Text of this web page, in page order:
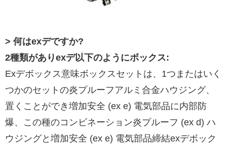
> 何はexデですか?
2種類がありexデ以下のようにボックス:
Exデボックス意味ボックスセットは、1つまたはいく
つかのセットの炎プルーフアルミ合金ハウジング、
置くことができ増加安全 (ex e) 電気部品に内部防
爆、この種のコンビネーション炎プルーフ (ex d) ハ
ウジングと増加安全 (ex e) 電気部品締結exデボック